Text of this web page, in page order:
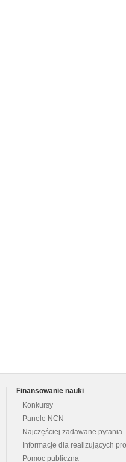
Finansowanie nauki
Konkursy
Panele NCN
Najczęściej zadawane pytania
Informacje dla realizujących
Pomoc publiczna